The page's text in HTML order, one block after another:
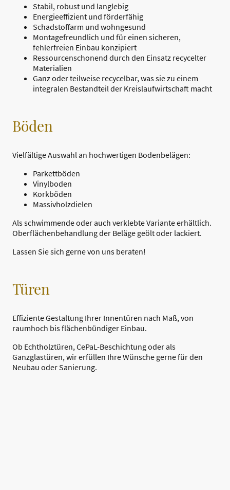
Stabil, robust und langlebig
Energieeffizient und förderfähig
Schadstoffarm und wohngesund
Montagefreundlich und für einen sicheren,
fehlerfreien Einbau konzipiert
Ressourcenschonend durch den Einsatz recycelter
Materialien
Ganz oder teilweise recycelbar, was sie zu einem
integralen Bestandteil der Kreislaufwirtschaft macht
Böden
Vielfältige Auswahl an hochwertigen Bodenbelägen:
Parkettböden
Vinylboden
Korkböden
Massivholzdielen
Als schwimmende oder auch verklebte Variante erhältlich.
Oberflächenbehandlung der Beläge geölt oder lackiert.
Lassen Sie sich gerne von uns beraten!
Türen
Effiziente Gestaltung Ihrer Innentüren nach Maß, von
raumhoch bis flächenbündiger Einbau.
Ob Echtholztüren, CePaL-Beschichtung oder als
Ganzglastüren, wir erfüllen Ihre Wünsche gerne für den
Neubau oder Sanierung.